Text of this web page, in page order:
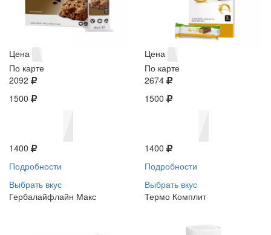
Цена
По карте
2092
1500
1400
Подробности
Выбрать вкус
Цена
По карте
2674
1500
1400
Подробности
Выбрать вкус
Гербалайфлайн Макс
Термо Комплит